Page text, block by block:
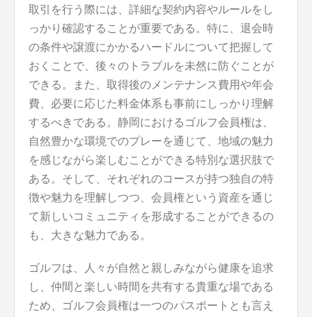
取引を行う際には、詳細な契約内容やルールをし
っかり確認することが重要である。特に、退会時
の条件や譲渡にかかるハードルについて把握して
おくことで、後々のトラブルを未然に防ぐことが
できる。また、取得後のメンテナンス費用や年会
費、必要に応じた料金体系も事前にしっかり理解
するべきである。静岡におけるゴルフ会員権は、
自然豊かな環境でのプレーを通じて、地域の魅力
を感じながら楽しむことができる特別な選択肢で
ある。そして、それぞれのコースが持つ独自の特
徴や魅力を理解しつつ、会員権という資産を通じ
て新しいコミュニティを形成することができるの
も、大きな魅力である。
ゴルフは、人々が自然と親しみながら健康を追求
し、仲間と楽しい時間を共有する貴重な場である
ため、ゴルフ会員権は一つのパスポートとも言え